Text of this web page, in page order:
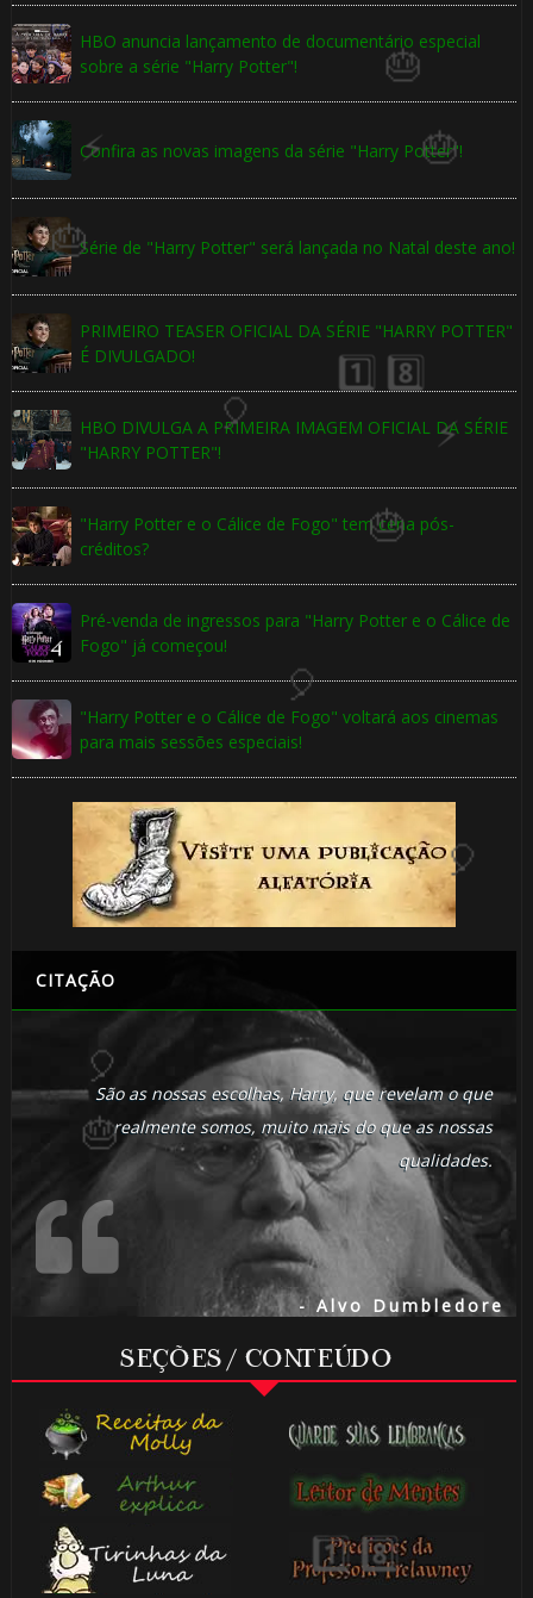
HBO anuncia lançamento de documentário especial
sobre a série "Harry Potter"!
Confira as novas imagens da série "Harry Potter"!
Série de "Harry Potter" será lançada no Natal deste ano!
PRIMEIRO TEASER OFICIAL DA SÉRIE "HARRY POTTER"
É DIVULGADO!
HBO DIVULGA A PRIMEIRA IMAGEM OFICIAL DA SÉRIE
"HARRY POTTER"!
"Harry Potter e o Cálice de Fogo" tem cena pós-
créditos?
Pré-venda de ingressos para "Harry Potter e o Cálice de
Fogo" já começou!
"Harry Potter e o Cálice de Fogo" voltará aos cinemas
para mais sessões especiais!
CITAÇÃO
São as nossas escolhas, Harry, que revelam o que
realmente somos, muito mais do que as nossas
qualidades.
- Alvo Dumbledore
SEÇÕES / CONTEÚDO
⚡
1️⃣ 8️⃣